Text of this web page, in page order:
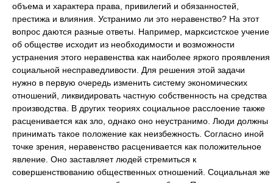
объема и характера права, привилегий и обязанностей,
престижа и влияния. Устранимо ли это неравенство? На этот
вопрос даются разные ответы. Например, марксистское учение
об обществе исходит из необходимости и возможности
устранения этого неравенства как наиболее яркого проявления
социальной несправедливости. Для решения этой задачи
нужно в первую очередь изменить систему экономических
отношений, ликвидировать частную собственность на средства
производства. В других теориях социальное расслоение также
расценивается как зло, однако оно неустранимо. Люди должны
принимать такое положение как неизбежность. Согласно иной
точке зрения, неравенство расценивается как положительное
явление. Оно заставляет людей стремиться к
совершенствованию общественных отношений. Социальная же